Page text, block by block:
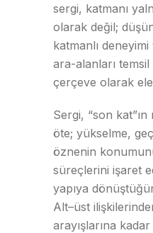
sergi, katmanı
olarak değil;
katmanlı deneyimi
ara-alanları
çerçeve olarak ele
Sergi, “son
öte; yükselme,
öznenin
süreçlerini işaret
yapıya
Alt–üst
arayışlarına